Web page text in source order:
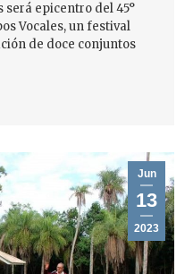
será epicentro del 45°
Vocales, un festival
de doce conjuntos
Jun
13
2023